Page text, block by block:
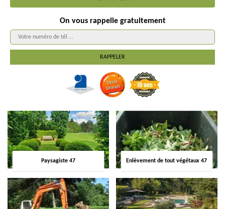
On vous rappelle gratuitement
Paysagiste 47 Enlèvement de tout végétaux 47